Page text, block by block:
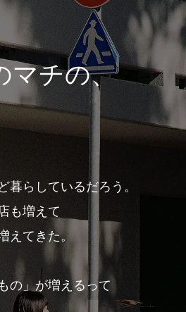
ゼントフォー・ユー
・春飲み
アートな時間割
菜のモーニングル
ン
マチの、
暮らしているだろう。
も増えて
えてきた。
の」が増えるって